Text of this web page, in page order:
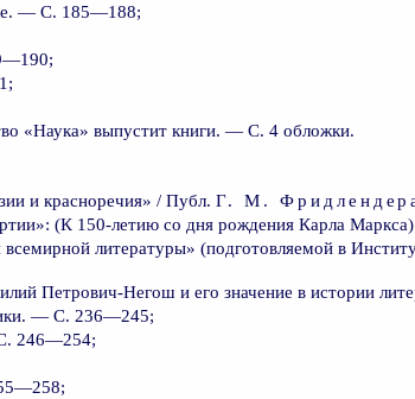
— С. 185—188;
«Наука» выпустит книги. — С. 4 обложки.
и красноречия» / Публ.Г. М.
(К 150-летию со дня рождения Карла
всемирной литературы» (подготовляемой в
Петрович-Негош и его значение в истории
— С. 236—245;
246—254;